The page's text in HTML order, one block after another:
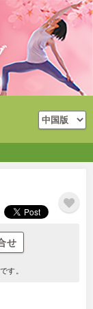
せ
す。